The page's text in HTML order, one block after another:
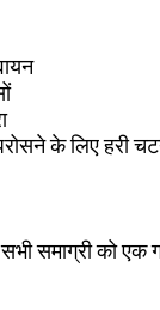
के लिए हरी
समाग्री को एक